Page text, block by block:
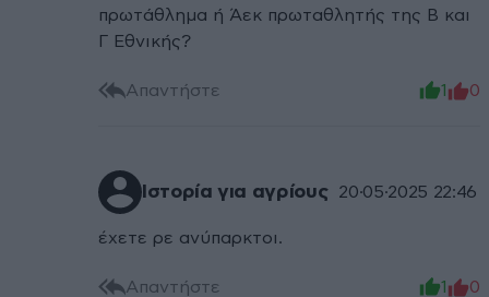
πρωτάθλημα ή Άεκ πρωταθλητής της Β και
Γ Εθνικής?
Απαντήστε 1 0
Ιστορία για αγρίους 20·05·2025 22:46
έχετε ρε ανύπαρκτοι.
Απαντήστε 1 0